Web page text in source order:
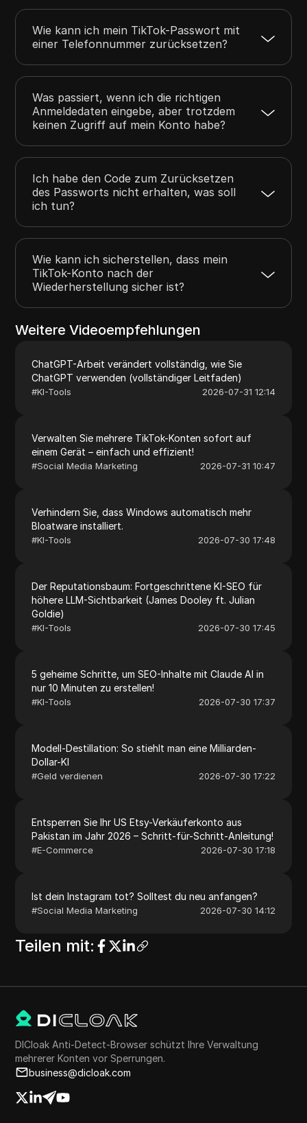
Wie kann ich mein TikTok-Passwort mit
einer Telefonnummer zurücksetzen?
Was passiert, wenn ich die richtigen
Anmeldedaten eingebe, aber trotzdem
keinen Zugriff auf mein Konto habe?
Ich habe den Code zum Zurücksetzen
des Passworts nicht erhalten, was soll
ich tun?
Wie kann ich sicherstellen, dass mein
TikTok-Konto nach der
Wiederherstellung sicher ist?
Weitere Videoempfehlungen
ChatGPT-Arbeit verändert vollständig, wie Sie
ChatGPT verwenden (vollständiger Leitfaden)
#KI-Tools 2026-07-31 12:14
Verwalten Sie mehrere TikTok-Konten sofort auf
einem Gerät – einfach und effizient!
#Social Media Marketing 2026-07-31 10:47
Verhindern Sie, dass Windows automatisch mehr
Bloatware installiert.
#KI-Tools 2026-07-30 17:48
Der Reputationsbaum: Fortgeschrittene KI-SEO für
höhere LLM-Sichtbarkeit (James Dooley ft. Julian
Goldie)
#KI-Tools 2026-07-30 17:45
5 geheime Schritte, um SEO-Inhalte mit Claude AI in
nur 10 Minuten zu erstellen!
#KI-Tools 2026-07-30 17:37
Modell-Destillation: So stiehlt man eine Milliarden-
Dollar-KI
#Geld verdienen 2026-07-30 17:22
Entsperren Sie Ihr US Etsy-Verkäuferkonto aus
Pakistan im Jahr 2026 – Schritt-für-Schritt-Anleitung!
#E-Commerce 2026-07-30 17:18
Ist dein Instagram tot? Solltest du neu anfangen?
#Social Media Marketing 2026-07-30 14:12
Teilen mit:
DICloak Anti-Detect-Browser schützt Ihre Verwaltung
mehrerer Konten vor Sperrungen.
business@dicloak.com